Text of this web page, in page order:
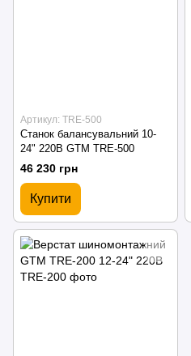
Артикул: TRE-500
Станок балансувальний 10-
24" 220В GTM TRE-500
46 230 грн
Купити